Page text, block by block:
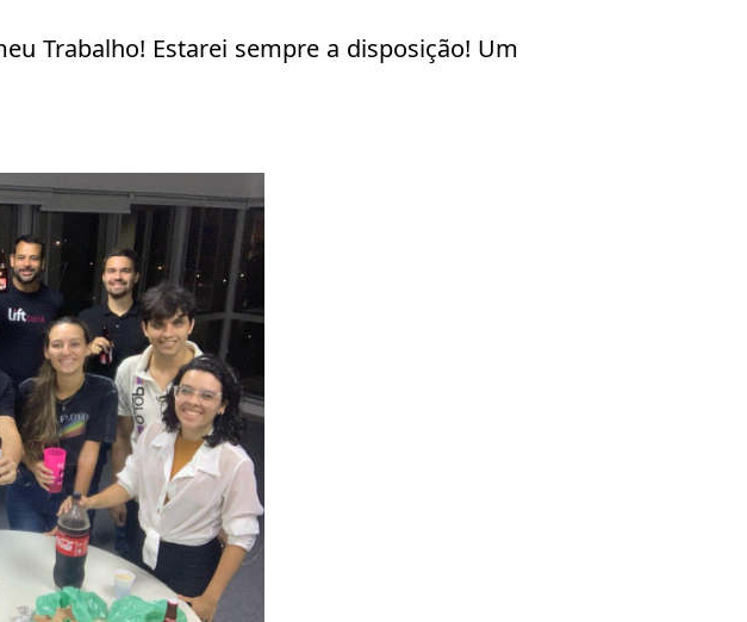
Trabalho! Estarei sempre a disposição! Um